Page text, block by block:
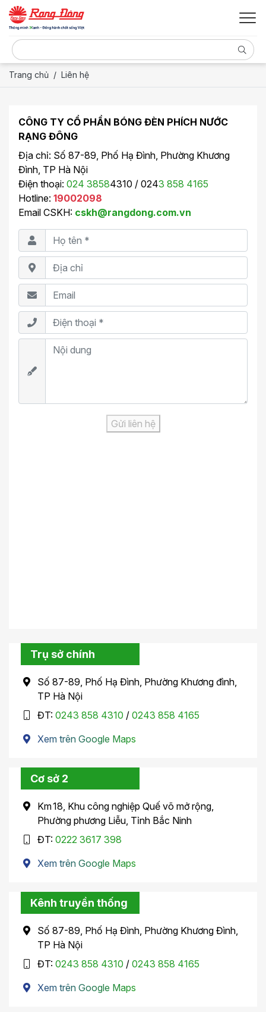
Trang chủ Liên hệ
CÔNG TY CỔ PHẦN BÓNG ĐÈN PHÍCH NƯỚC
RẠNG ĐÔNG
Địa chỉ: Số 87-89, Phố Hạ Đình, Phường Khương
Đình, TP Hà Nội
Điện thoại: 024 38584310 / 0243 858 4165
Hotline: 19002098
Email CSKH: cskh@rangdong.com.vn
Gửi liên hệ
Trụ sở chính
Số 87-89, Phố Hạ Đình, Phường Khương đình,
TP Hà Nội
ĐT: 0243 858 4310 / 0243 858 4165
Xem trên Google Maps
Cơ sở 2
Km 18, Khu công nghiệp Quế võ mở rộng,
Phường phương Liễu, Tỉnh Bắc Ninh
ĐT: 0222 3617 398
Xem trên Google Maps
Kênh truyền thống
Số 87-89, Phố Hạ Đình, Phường Khương Đình,
TP Hà Nội
ĐT: 0243 858 4310 / 0243 858 4165
Xem trên Google Maps